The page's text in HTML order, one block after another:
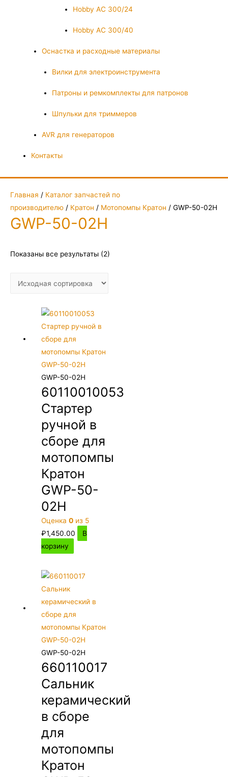
Hobby AC 300/24
Hobby AC 300/40
Оснастка и расходные материалы
Вилки для электроинструмента
Патроны и ремкомплекты для патронов
Шпульки для триммеров
AVR для генераторов
Контакты
Главная / Каталог запчастей по
производителю / Кратон / Мотопомпы Кратон / GWP-50-02Н
GWP-50-02Н
Показаны все результаты (2)
GWP-50-02Н
60110010053
Стартер
ручной в
сборе для
мотопомпы
Кратон
GWP-50-
02Н
Оценка0 из 5
₽1,450.00
В
корзину
GWP-50-02Н
660110017
Сальник
керамический
в сборе
для
мотопомпы
Кратон